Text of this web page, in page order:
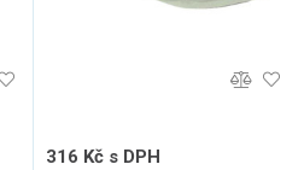
316 Kč s DPH